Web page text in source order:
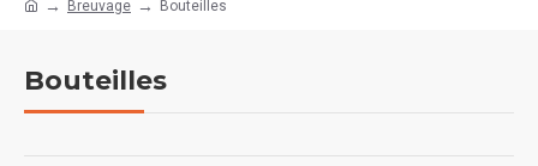
Breuvage Bouteilles
Bouteilles